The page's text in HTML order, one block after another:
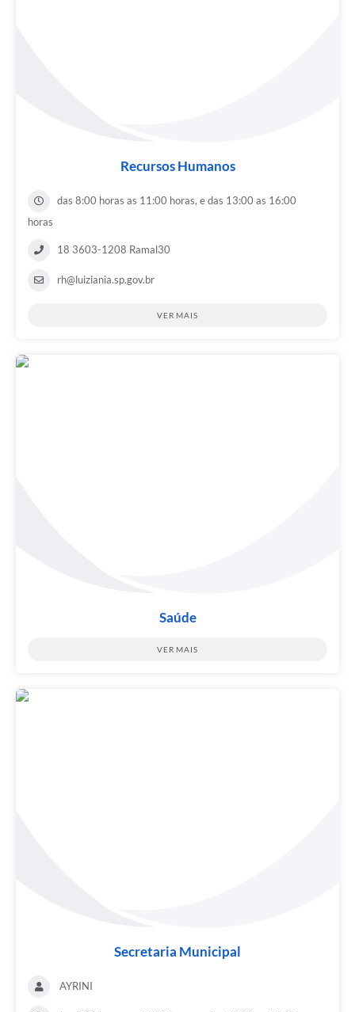
Recursos Humanos
das 8:00 horas as 11:00 horas, e das 13:00 as 16:00
horas
18 3603-1208 Ramal30
rh@luiziania.sp.gov.br
VER MAIS
Saúde
VER MAIS
Secretaria Municipal
AYRINI